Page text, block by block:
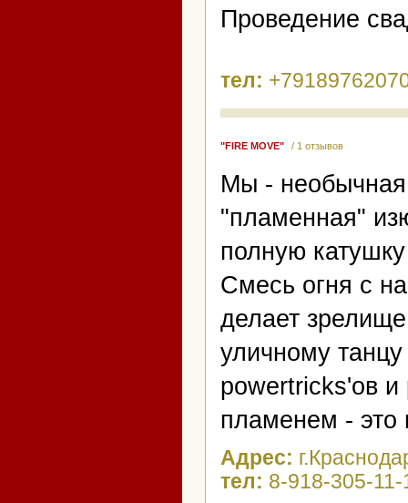
Проведение
тел:
"FIRE MOVE" / 1 отзывов
Мы - необычная
"пламенная"
полную
Смесь огня с
делает
уличному
powertricks'ов
пламенем - это
Адрес:
тел: 8-918-305-